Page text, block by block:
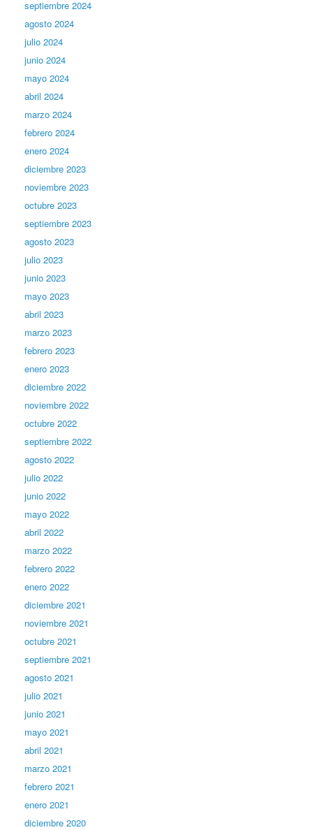
septiembre 2024
agosto 2024
julio 2024
junio 2024
mayo 2024
abril 2024
marzo 2024
febrero 2024
enero 2024
diciembre 2023
noviembre 2023
octubre 2023
septiembre 2023
agosto 2023
julio 2023
junio 2023
mayo 2023
abril 2023
marzo 2023
febrero 2023
enero 2023
diciembre 2022
noviembre 2022
octubre 2022
septiembre 2022
agosto 2022
julio 2022
junio 2022
mayo 2022
abril 2022
marzo 2022
febrero 2022
enero 2022
diciembre 2021
noviembre 2021
octubre 2021
septiembre 2021
agosto 2021
julio 2021
junio 2021
mayo 2021
abril 2021
marzo 2021
febrero 2021
enero 2021
diciembre 2020